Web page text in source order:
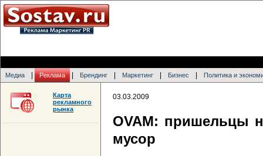
Медиа Реклама Брендинг Маркетинг Бизнес Политика и
03.03.2009
OVAM: пришельцы
мусор
Карта
рекламного
рынка